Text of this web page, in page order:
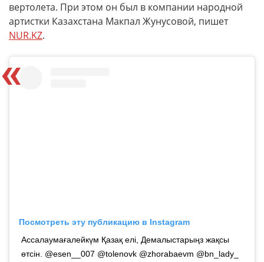
вертолета. При этом он был в компании народной
артистки Казахстана Макпал Жунусовой, пишет
NUR.KZ.
Посмотреть эту публикацию в Instagram
Ассалаумағалейкүм Қазақ елі, Демалыстарыңз жақсы
өтсін. @esen__007 @tolenovk @zhorabaevm @bn_lady_